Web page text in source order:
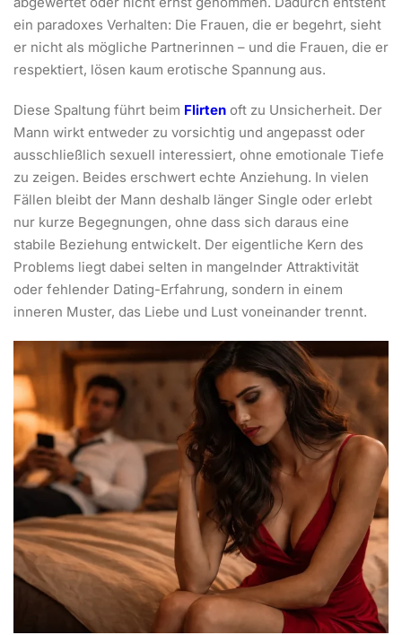
ein paradoxes Verhalten: Die Frauen, die er begehrt, sieht
er nicht als mögliche Partnerinnen – und die Frauen, die er
respektiert, lösen kaum erotische Spannung aus.
Diese Spaltung führt beim Flirten oft zu Unsicherheit. Der
Mann wirkt entweder zu vorsichtig und angepasst oder
ausschließlich sexuell interessiert, ohne emotionale Tiefe
zu zeigen. Beides erschwert echte Anziehung. In vielen
Fällen bleibt der Mann deshalb länger Single oder erlebt
nur kurze Begegnungen, ohne dass sich daraus eine
stabile Beziehung entwickelt. Der eigentliche Kern des
Problems liegt dabei selten in mangelnder Attraktivität
oder fehlender Dating-Erfahrung, sondern in einem
inneren Muster, das Liebe und Lust voneinander trennt.